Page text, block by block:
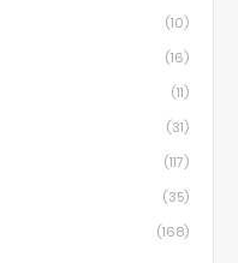
(10)
(16)
(11)
(31)
(117)
(35)
(168)